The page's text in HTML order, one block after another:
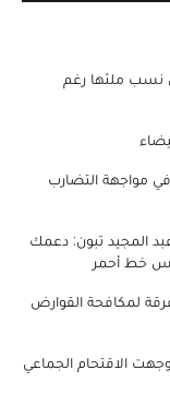
نسب ملئها رغم
مواجهة التضارب
المجيد تبون: دعمك
خط أحمر
لمكافحة القوارض
الاقتحام الجماعي